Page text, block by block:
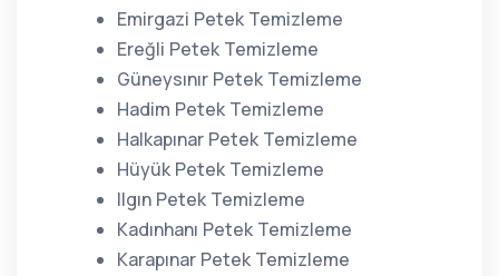
Emirgazi Petek Temizleme
Ereğli Petek Temizleme
Güneysınır Petek Temizleme
Hadim Petek Temizleme
Halkapınar Petek Temizleme
Hüyük Petek Temizleme
Ilgın Petek Temizleme
Kadınhanı Petek Temizleme
Karapınar Petek Temizleme